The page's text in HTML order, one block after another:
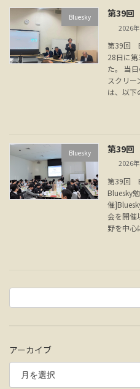
Bluesky 第39回
2026
第39回
28日に
た。 当
スクリー
は、以
Bluesky 第39回
2026
第39回
Bluesky
催
会を開催
野を中
アーカイブ